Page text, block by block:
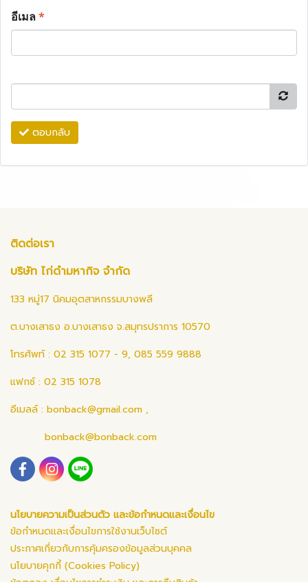
อีเมล*
ตอบกลับ
ติดต่อเรา
บริษัท ไก่ดำมหากิจ จำกัด
133 หมู่17 นิคมอุตสาหกรรมบางพลี
ต.บางเสาธง อ.บางเสาธง จ.สมุทรปราการ 10570
โทรศัพท์ : 02 315 1077 - 9, 085 559 9888
แฟกซ์ : 02 315 1078
อีเมลล์ : bonback@gmail.com ,
bonback@bonback.com
นโยบายความเป็นส่วนตัว และข้อกำหนดและเงื่อนไข
ข้อกำหนดและเงื่อนไขการใช้งานเว็บไซต์
ประกาศเกี่ยวกับการคุ้มครองข้อมูลส่วนบุคคล
นโยบายคุกกี้ (Cookies Policy)